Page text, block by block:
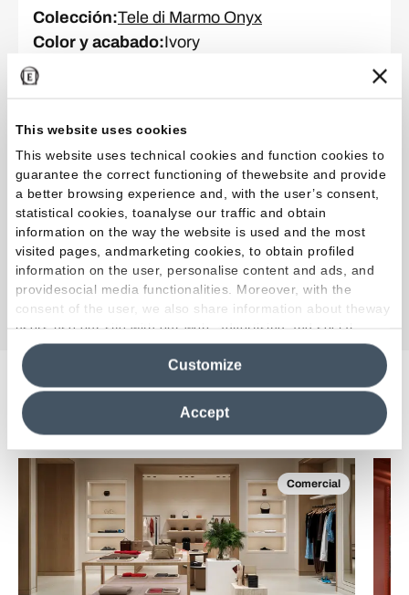
This website uses cookies
This website uses technical cookies and function cookies to
guarantee the correct functioning of thewebsite and provide
a better browsing experience and, with the user’s consent,
statistical cookies, toanalyse our traffic and obtain
information on the way the website is used and the most
visited pages, andmarketing cookies, to obtain profiled
information on the user, personalise content and ads, and
providesocial media functionalities. Moreover, with the
consent of the user, we also share information about theway
users use our site with our web, advertising and social
media analytics partners, who may combine itwith other
information in their possession. By closing this banner,
clicking on "Reject", it will be possible tocontinue browsing
the site after installing only technical cookies. For more
information see the
Cookie Policy
Accept
Customize
Colección:Tele di Marmo Onyx
Color y acabado:Ivory
Formato
Superficie
Colección:Tele di Marmo Onyx
Color y acabado:Pink
Formato: 120.0 x 278.0 cm
Superficie:Esmerilado
Espesor :MM 6,5
Proyectos relacionados
Comercial